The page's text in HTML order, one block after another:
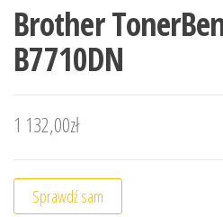
Brother
B7710DN
1 132,00zł
Sprawdź sam